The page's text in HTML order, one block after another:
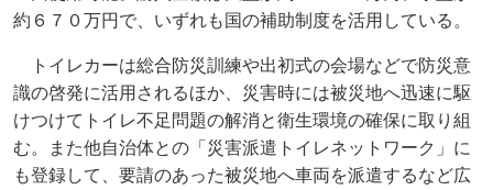
約６７０万円で、いずれも国の補助制度を活用している。
トイレカーは総合防災訓練や出初式の会場などで防災意
識の啓発に活用されるほか、災害時には被災地へ迅速に駆
けつけてトイレ不足問題の解消と衛生環境の確保に取り組
む。また他自治体との「災害派遣トイレネットワーク」に
も登録して、要請のあった被災地へ車両を派遣するなど広